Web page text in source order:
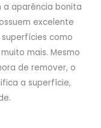
aparência bonita
excelente
como
mais. Mesmo
de remover, o
a superfície,